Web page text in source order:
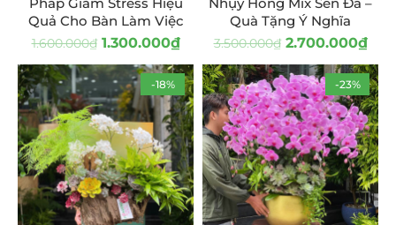
Quả Cho Bàn Làm Việc
1.600.000₫ 1.300.000₫
Quà Tặng Ý Nghĩa
3.500.000₫ 2.700.000₫
-18% -23%